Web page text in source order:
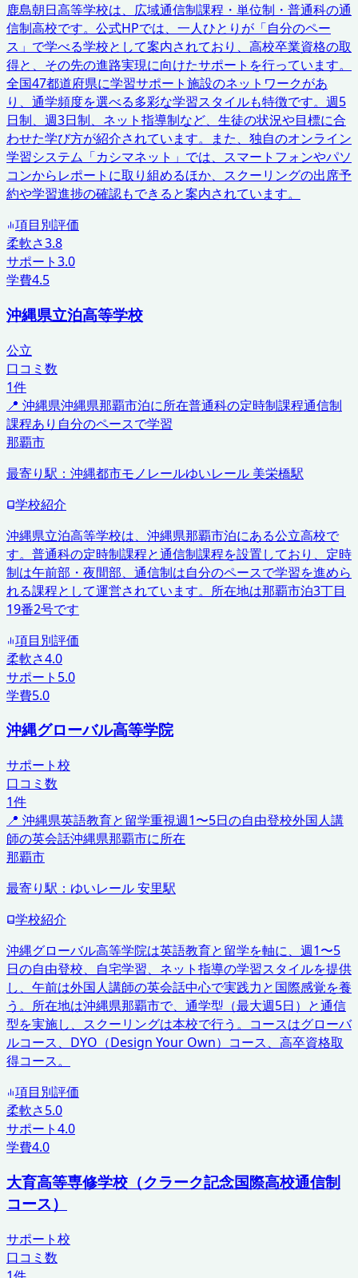
鹿島朝日高等学校は、広域通信制課程・単位制・普通科の通
信制高校です。公式HPでは、一人ひとりが「自分のペー
ス」で学べる学校として案内されており、高校卒業資格の取
得と、その先の進路実現に向けたサポートを行っています。
全国47都道府県に学習サポート施設のネットワークがあ
り、通学頻度を選べる多彩な学習スタイルも特徴です。週5
日制、週3日制、ネット指導制など、生徒の状況や目標に合
わせた学び方が紹介されています。また、独自のオンライン
学習システム「カシマネット」では、スマートフォンやパソ
コンからレポートに取り組めるほか、スクーリングの出席予
約や学習進捗の確認もできると案内されています。
項目別評価
柔軟さ3.8
サポート3.0
学費4.5
沖縄県立泊高等学校
公立
口コミ数
1件
📍 沖縄県沖縄県那覇市泊に所在普通科の定時制課程通信制
課程あり 自分のペースで学習
那覇市
最寄り駅： 沖縄都市モノレールゆいレール 美栄橋駅
学校紹介
沖縄県立泊高等学校は、沖縄県那覇市泊にある公立高校で
す。普通科の定時制課程と通信制課程を設置しており、定時
制は午前部・夜間部、通信制は自分のペースで学習を進めら
れる課程として運営されています。所在地は那覇市泊3丁目
19番2号です
項目別評価
柔軟さ4.0
サポート 5.0
学費5.0
沖縄グローバル高等学院
サポート校
口コミ数
1件
📍 沖縄県英語教育と留学重視週1〜5日の自由登校外国人講
師の英会話沖縄県那覇市に所在
那覇市
最寄り駅： ゆいレール 安里駅
学校紹介
沖縄グローバル高等学院は英語教育と留学を軸に、週1〜5
日の自由登校、自宅学習、ネット指導の学習スタイルを提供
し、午前は外国人講師の英会話中心で実践力と国際感覚を養
う。所在地は沖縄県那覇市で、通学型（最大週5日）と通信
型を実施し、スクーリングは本校で行う。コースはグローバ
ルコース、DYO（Design Your Own）コース、高卒資格取
得コース。
項目別評価
柔軟さ5.0
サポート4.0
学費4.0
大育高等専修学校（クラーク記念国際高校通信制
コース）
サポート校
口コミ数